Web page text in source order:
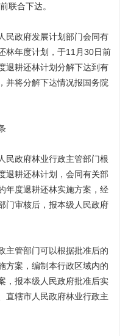
联合下达。
民政府发展计划部门会同有
林年度计划，于11月30日前
退耕还林计划分解下达到有
并将分解下达情况报国务院
民政府林业行政主管部门根
退耕还林计划，会同有关部
年度退耕还林实施方案，经
门审核后，报本级人民政府
主管部门可以根据批准后的
方案，编制本行政区域内的
，报本级人民政府批准后实
直辖市人民政府林业行政主